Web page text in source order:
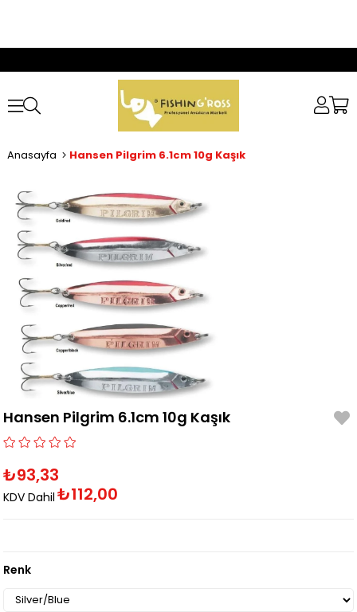
Anasayfa Hansen Pilgrim 6.1cm 10g Kaşık
Hansen Pilgrim 6.1cm 10g Kaşık
₺93,33
KDV Dahil ₺112,00
Renk